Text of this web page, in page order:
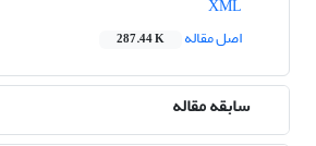
اصل مقاله
287.44 K
سابقه مقاله